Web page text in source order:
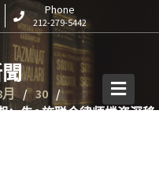
Phone
212-279-5442
月
30
：朱&施联合律师楼资深移